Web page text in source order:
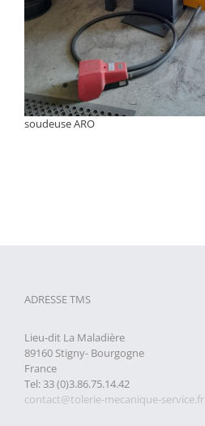
soudeuse ARO
ADRESSE TMS
Lieu-dit La Maladière
89160 Stigny- Bourgogne
France
Tel: 33 (0)3.86.75.14.42
contact@tolerie-mecanique-service.fr